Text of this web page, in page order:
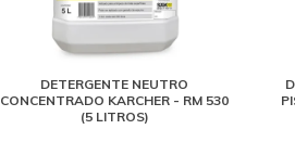
DETERGENTE NEUTRO
CONCENTRADO KARCHER - RM 530
(5 LITROS)